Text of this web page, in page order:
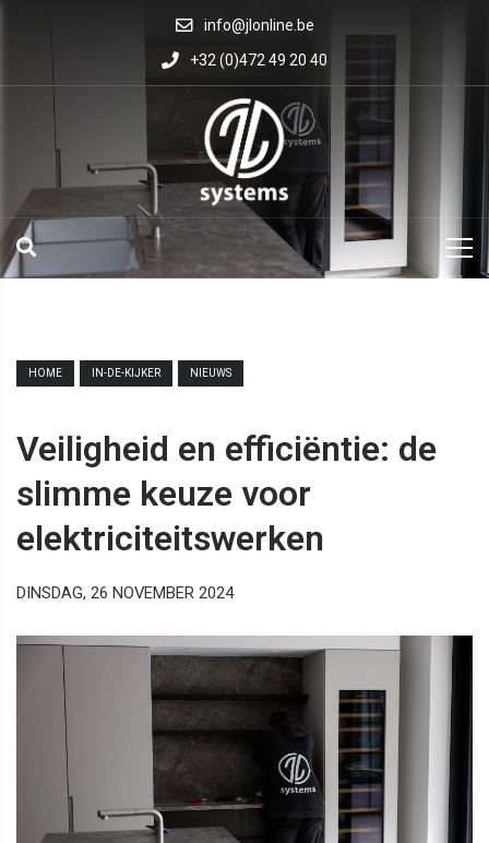
info@jlonline.be
+32 (0)472 49 20 40
HOME IN-DE-KIJKER NIEUWS
Veiligheid en efficiëntie: de
slimme keuze voor
elektriciteitswerken
DINSDAG, 26 NOVEMBER 2024